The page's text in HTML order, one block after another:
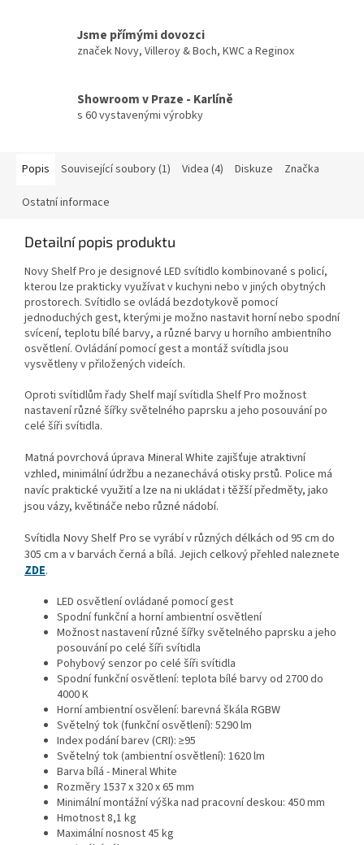
Jsme přímými dovozci
značek Novy, Villeroy & Boch, KWC a Reginox
Showroom v Praze - Karlíně
s 60 vystavenými výrobky
Popis Související soubory (1) Videa (4) Diskuze Značka
Ostatní informace
Detailní popis produktu
Novy Shelf Pro je designové LED svítidlo kombinované s policí,
kterou lze prakticky využívat v kuchyni nebo v jiných obytných
prostorech. Svítidlo se ovládá bezdotykově pomocí
jednoduchých gest, kterými je možno nastavit horní nebo spodní
svícení, teplotu bílé barvy, a různé barvy u horního ambientního
osvětlení. Ovládání pomocí gest a montáž svítidla jsou
vysvětleny v přiložených videích.
Oproti svítidlům řady Shelf mají svítidla Shelf Pro možnost
nastavení různé šířky světelného paprsku a jeho posouvání po
celé šíři svítidla.
Matná povrchová úprava Mineral White zajišťuje atraktivní
vzhled, minimální údržbu a nezanechává otisky prstů. Police má
navíc praktické využití a lze na ni ukládat i těžší předměty, jako
jsou vázy, květináče nebo různé nádobí.
Svítidla Novy Shelf Pro se vyrábí v různých délkách od 95 cm do
305 cm a v barvách černá a bílá. Jejich celkový přehled naleznete
ZDE.
LED osvětlení ovládané pomocí gest
Spodní funkční a horní ambientní osvětlení
Možnost nastavení různé šířky světelného paprsku a jeho
posouvání po celé šíři svítidla
Pohybový senzor po celé šíři svítidla
Spodní funkční osvětlení: teplota bílé barvy od 2700 do
4000 K
Horní ambientní osvělení: barevná škála RGBW
Světelný tok (funkční osvětlení): 5290 lm
Index podání barev (CRI): ≥95
Světelný tok (ambientní osvětlení): 1620 lm
Barva bílá - Mineral White
Rozměry 1537 x 320 x 65 mm
Minimální montážní výška nad pracovní deskou: 450 mm
Hmotnost 8,1 kg
Maximální nosnost 45 kg